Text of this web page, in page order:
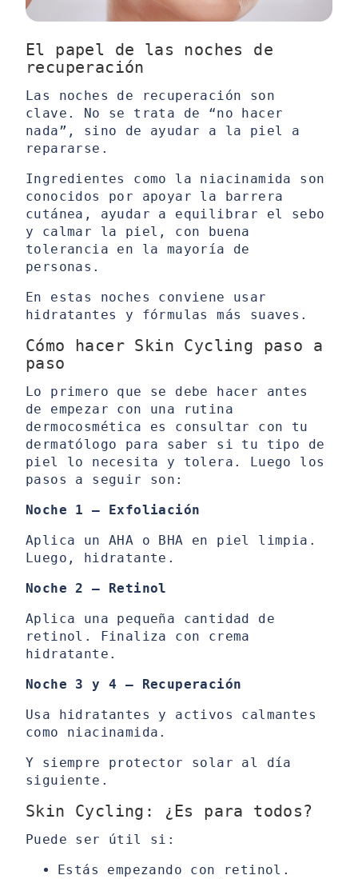
El papel de las noches de
recuperación
Las noches de recuperación son
clave. No se trata de “no hacer
nada”, sino de ayudar a la piel a
repararse.
Ingredientes como la niacinamida son
conocidos por apoyar la barrera
cutánea, ayudar a equilibrar el sebo
y calmar la piel, con buena
tolerancia en la mayoría de
personas.
En estas noches conviene usar
hidratantes y fórmulas más suaves.
Cómo hacer Skin Cycling paso a
paso
Lo primero que se debe hacer antes
de empezar con una rutina
dermocosmética es consultar con tu
dermatólogo para saber si tu tipo de
piel lo necesita y tolera. Luego los
pasos a seguir son:
Noche 1 – Exfoliación
Aplica un AHA o BHA en piel limpia.
Luego, hidratante.
Noche 2 – Retinol
Aplica una pequeña cantidad de
retinol. Finaliza con crema
hidratante.
Noche 3 y 4 – Recuperación
Usa hidratantes y activos calmantes
como niacinamida.
Y siempre protector solar al día
siguiente.
Skin Cycling: ¿Es para todos?
Puede ser útil si:
Estás empezando con retinol.